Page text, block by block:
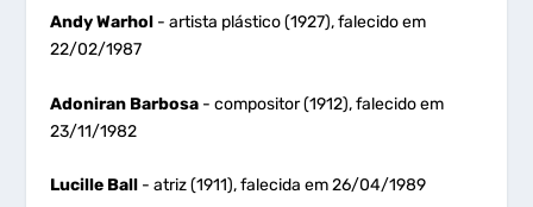
Andy Warhol - artista plástico (1927), falecido em
22/02/1987
Adoniran Barbosa - compositor (1912), falecido em
23/11/1982
Lucille Ball - atriz (1911), falecida em 26/04/1989